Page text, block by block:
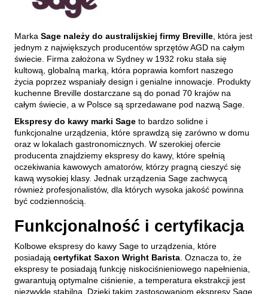
Marka Sage należy do australijskiej firmy Breville , która jest
jednym z największych producentów sprzętów AGD na całym
świecie. Firma założona w Sydney w 1932 roku stała się
kultową, globalną marką, która poprawia komfort naszego
życia poprzez wspaniały design i genialne innowacje. Produkty
kuchenne Breville dostarczane są do ponad 70 krajów na
całym świecie, a w Polsce są sprzedawane pod nazwą Sage.
Ekspresy do kawy marki Sage to bardzo solidne i
funkcjonalne urządzenia, które sprawdzą się zarówno w domu
oraz w lokalach gastronomicznych. W szerokiej ofercie
producenta znajdziemy ekspresy do kawy, które spełnią
oczekiwania kawowych amatorów, którzy pragną cieszyć się
kawą wysokiej klasy. Jednak urządzenia Sage zachwycą
również profesjonalistów, dla których wysoka jakość powinna
być codziennością.
Funkcjonalność i certyfikacja
Kolbowe ekspresy do kawy Sage to urządzenia, które
posiadają certyfikat Saxon Wright Barista . Oznacza to, że
ekspresy te posiadają funkcję niskociśnieniowego napełnienia,
gwarantują optymalne ciśnienie, a temperatura ekstrakcji jest
niezwykle stabilna. Dzięki takim zastosowaniom ekspresy Sage